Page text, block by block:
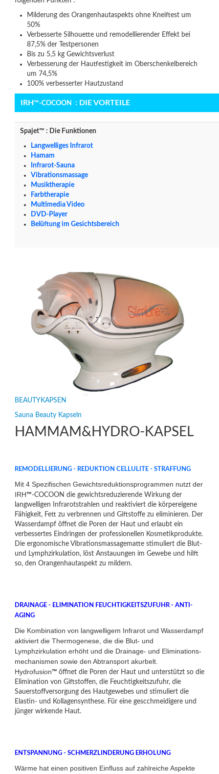
Milderung des Orangenhautaspekts ohne Kneiftest um
50%
Verbesserte Silhouette und remodellierender Effekt bei
87,5% der Testpersonen
Bis zu 5,5 kg Gewichtsverlust
Verbesserung der Hautfestigkeit im Oberschenkelbereich
um 74,5%
100% verbesserter Hautzustand
IRH ™-COCOON : DIE VORTEILE
Spajet™ : Die Funktionen
Langwelliges Infrarot
Hamam
Infrarot-Sauna
Vibrationsmassage
Musiktherapie
Farbtherapie
Multimedia Video
DVD-Player
Belüftung im Gesichtsbereich
BEAUTYKAPSEN
Sauna Beauty Kapseln
HAMMAM&HYDRO-KAPSEL
REMODELLIERUNG - REDUKTION CELLULITE - STRAFFUNG
Mit 4 Spezifischen Gewichtsreduktionsprogrammen nutzt der
IRH™-COCOON die gewichtsreduzierende Wirkung der
langwelligen Infrarotstrahlen und reaktiviert die körpereigene
Fähigkeit, Fett zu verbrennen und Giftstoffe zu eliminieren. Der
Wasserdampf öffnet die Poren der Haut und erlaubt ein
verbessertes Eindringen der professionellen Kosmetikprodukte.
Die ergonomische Vibrationsmassagematte stimuliert die Blut-
und Lymphzirkulation, löst Anstauungen im Gewebe und hilft
so, den Orangenhautaspekt zu mildern.
DRAINAGE - ELIMINATION FEUCHTIGKEITSZUFUHR - ANTI-
AGING
Die Kombination von langwelligem Infrarot und Wasserdampf
aktiviert die Thermogenese, die die Blut- und
Lymphzirkulation erhöht und die Drainage- und Eliminations-
mechanismen sowie den Abtransport akurbelt.
Hydrofusion™ öffnet die Poren der Haut und unterstützt so die
Elimination von Giftstoffen, die Feuchtigkeitszufuhr, die
Sauerstoffversorgung des Hautgewebes und stimuliert die
Elastin- und Kollagensynthese. Für eine gescchmeidigere und
jünger wirkende Haut.
ENTSPANNUNG - SCHMERZLINDERUNG ERHOLUNG
Wärme hat einen positiven Einfluss auf zahlreiche Aspekte